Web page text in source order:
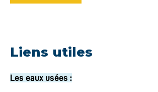
Liens utiles
Les eaux usées :